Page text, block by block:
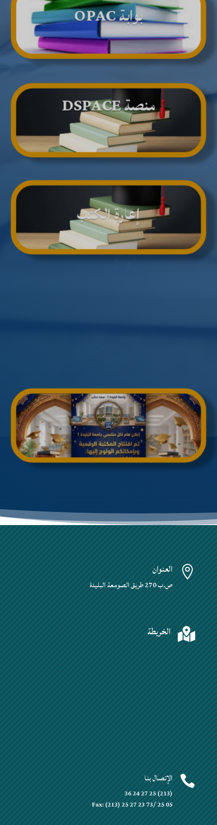
بوابة OPAC
منصة DSPACE
إعارة الكتب
 العنوان
ص.ب 270 طريق الصومعة البليدة
 الخريطة
 الإتصال بنا
(213) 25 27 24 36
Fax: (213) 25 27 23 73/ 25 05